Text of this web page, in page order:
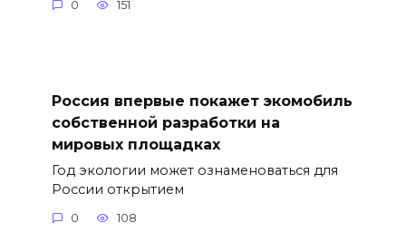
0 151
Россия впервые покажет экомобиль
собственной разработки на
мировых площадках
Год экологии может ознаменоваться для
России открытием
0 108